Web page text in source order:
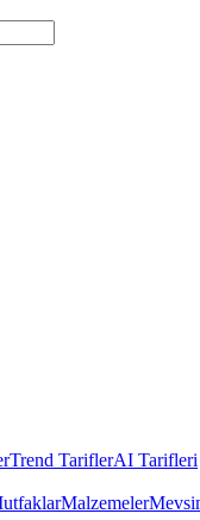
Trend TariflerAI Tarifleri
Malzemeler